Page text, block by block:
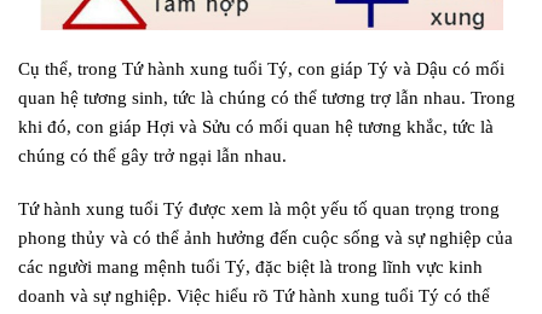
Cụ thể, trong Tứ hành xung tuổi Tý, con giáp Tý và Dậu có mối
quan hệ tương sinh, tức là chúng có thể tương trợ lẫn nhau. Trong
khi đó, con giáp Hợi và Sửu có mối quan hệ tương khắc, tức là
chúng có thể gây trở ngại lẫn nhau.
Tứ hành xung tuổi Tý được xem là một yếu tố quan trọng trong
phong thủy và có thể ảnh hưởng đến cuộc sống và sự nghiệp của
các người mang mệnh tuổi Tý, đặc biệt là trong lĩnh vực kinh
doanh và sự nghiệp. Việc hiểu rõ Tứ hành xung tuổi Tý có thể